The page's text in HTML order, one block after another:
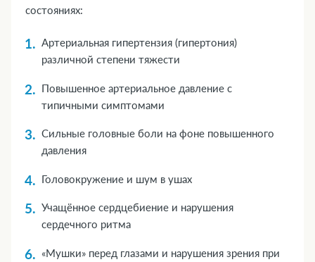
состояниях:
Артериальная гипертензия (гипертония)
различной степени тяжести
Повышенное артериальное давление с
типичными симптомами
Сильные головные боли на фоне повышенного
давления
Головокружение и шум в ушах
Учащённое сердцебиение и нарушения
сердечного ритма
«Мушки» перед глазами и нарушения зрения при